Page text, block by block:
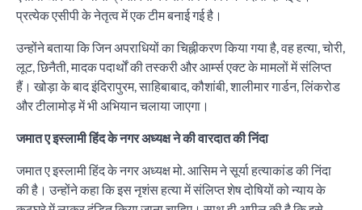
प्रत्येक एसीपी के नेतृत्व में एक टीम बनाई गई है।
उन्होंने बताया कि जिन अपराधियों का चिह्नीकरण किया गया है, वह हत्या, चोरी,
लूट, छिनैती, मादक पदार्थों की तस्करी और आर्म्स एक्ट के मामलों में संलिप्त
हैं। खोड़ा के बाद इंदिरापुरम, साहिबाबाद, कौशांबी, शालीमार गार्डन, लिंकरोड
और टीलामोड़ में भी अभियान चलाया जाएगा।
जमात ए इस्लामी हिंद के नगर अध्यक्ष ने की वारदात की निंदा
जमात ए इस्लामी हिंद के नगर अध्यक्ष मो. आसिम ने सूर्या हत्याकांड की निंदा
की है। उन्होंने कहा कि इस नृशंस हत्या में संलिप्त शेष दोषियों को न्याय के